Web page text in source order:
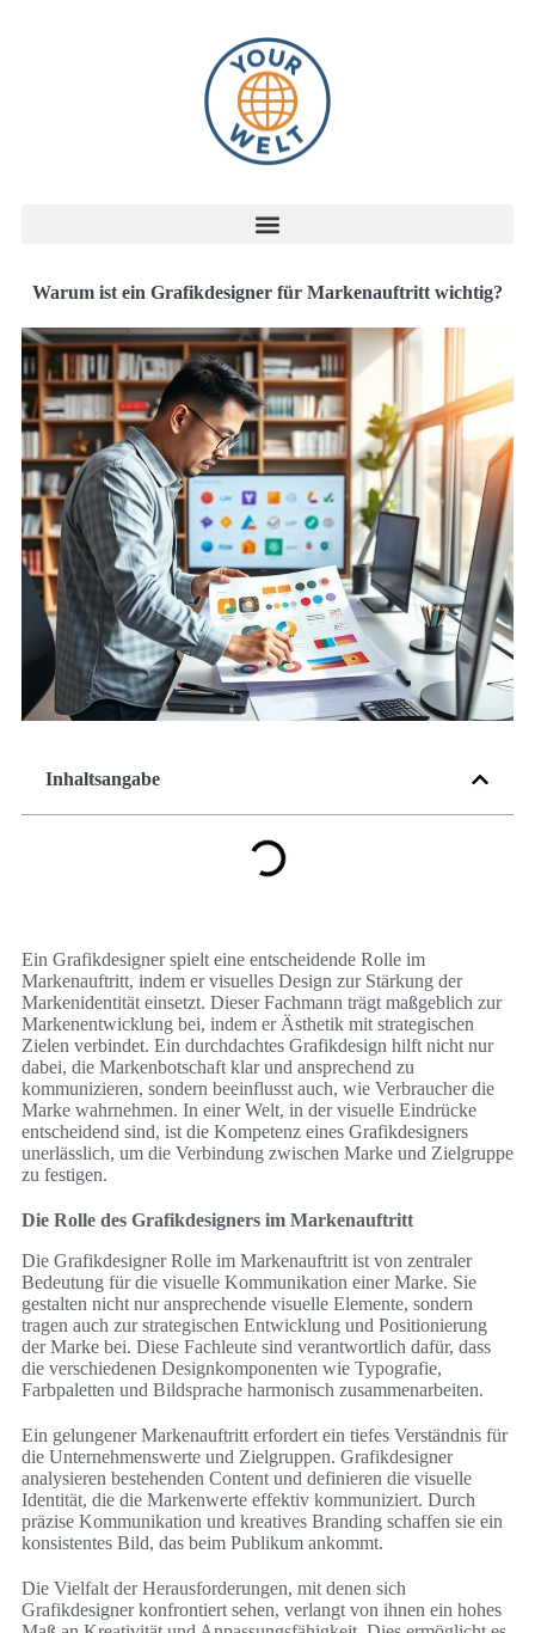
Warum ist ein Grafikdesigner für Markenauftritt wichtig?
Inhaltsangabe
Ein Grafikdesigner spielt eine entscheidende Rolle im
Markenauftritt, indem er visuelles Design zur Stärkung der
Markenidentität einsetzt. Dieser Fachmann trägt maßgeblich zur
Markenentwicklung bei, indem er Ästhetik mit strategischen
Zielen verbindet. Ein durchdachtes Grafikdesign hilft nicht nur
dabei, die Markenbotschaft klar und ansprechend zu
kommunizieren, sondern beeinflusst auch, wie Verbraucher die
Marke wahrnehmen. In einer Welt, in der visuelle Eindrücke
entscheidend sind, ist die Kompetenz eines Grafikdesigners
unerlässlich, um die Verbindung zwischen Marke und Zielgruppe
zu festigen.
Die Rolle des Grafikdesigners im Markenauftritt
Die Grafikdesigner Rolle im Markenauftritt ist von zentraler
Bedeutung für die visuelle Kommunikation einer Marke. Sie
gestalten nicht nur ansprechende visuelle Elemente, sondern
tragen auch zur strategischen Entwicklung und Positionierung
der Marke bei. Diese Fachleute sind verantwortlich dafür, dass
die verschiedenen Designkomponenten wie Typografie,
Farbpaletten und Bildsprache harmonisch zusammenarbeiten.
Ein gelungener Markenauftritt erfordert ein tiefes Verständnis für
die Unternehmenswerte und Zielgruppen. Grafikdesigner
analysieren bestehenden Content und definieren die visuelle
Identität, die die Markenwerte effektiv kommuniziert. Durch
präzise Kommunikation und kreatives Branding schaffen sie ein
konsistentes Bild, das beim Publikum ankommt.
Die Vielfalt der Herausforderungen, mit denen sich
Grafikdesigner konfrontiert sehen, verlangt von ihnen ein hohes